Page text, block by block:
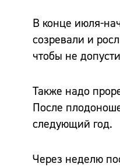
В конце июля-
созревали и
чтобы не
Также надо
После
следующий год.
Через неделю